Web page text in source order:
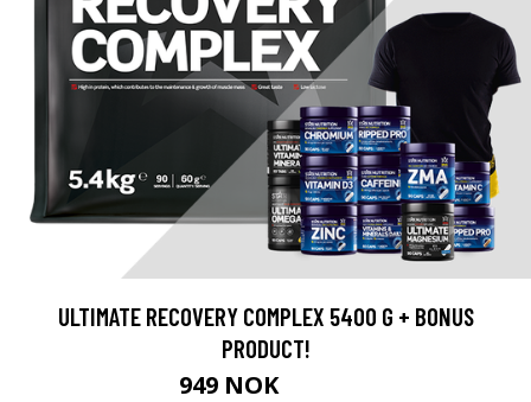
ULTIMATE RECOVERY COMPLEX 5400 G + BONUS
PRODUCT!
949 NOK